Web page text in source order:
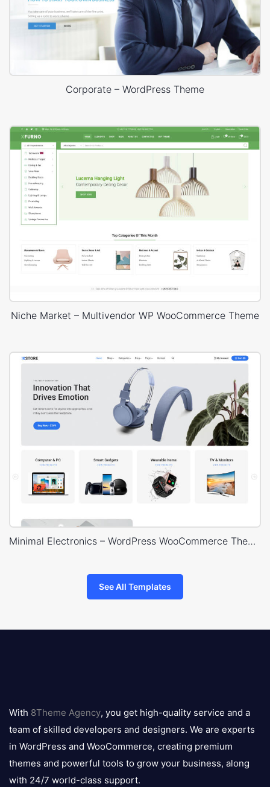
Corporate – WordPress Theme
Niche Market – Multivendor WP WooCommerce Theme
Minimal Electronics – WordPress WooCommerce Theme
See All Templates
logo
With 8Theme Agency, you get high-quality service and a
team of skilled developers and designers. We are experts
in WordPress and WooCommerce, creating premium
themes and powerful tools to grow your business, along
with 24/7 world-class support.